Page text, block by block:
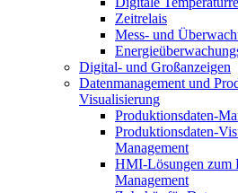
Zeitrelais
Mess- und
Digital- und Großanzeigen
Datenmanagement und
Visualisierung
Produktionsdaten-
Produktionsdaten-
Management
HMI-Lösungen zum
Management